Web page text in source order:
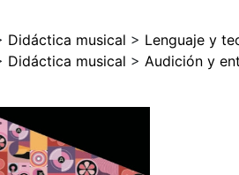
Didáctica musical > Lenguaje y
Didáctica musical > Audición y